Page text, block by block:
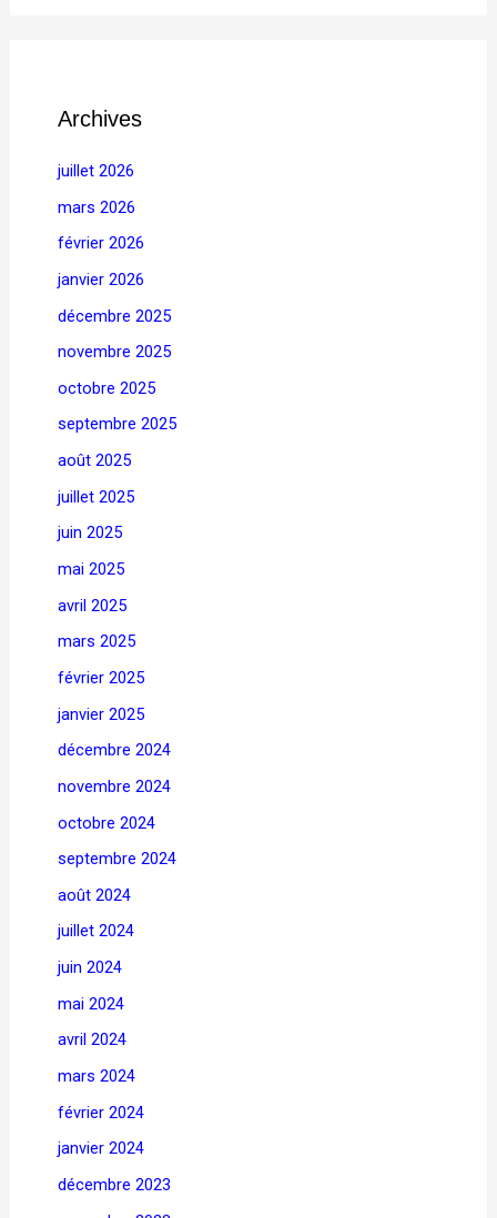
Archives
juillet 2026
mars 2026
février 2026
janvier 2026
décembre 2025
novembre 2025
octobre 2025
septembre 2025
août 2025
juillet 2025
juin 2025
mai 2025
avril 2025
mars 2025
février 2025
janvier 2025
décembre 2024
novembre 2024
octobre 2024
septembre 2024
août 2024
juillet 2024
juin 2024
mai 2024
avril 2024
mars 2024
février 2024
janvier 2024
décembre 2023